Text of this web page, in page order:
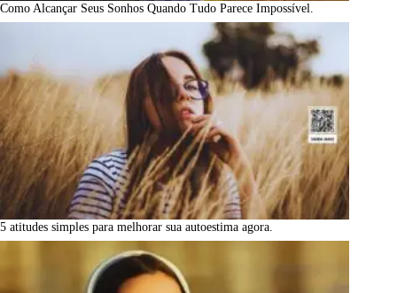
Como Alcançar Seus Sonhos Quando Tudo Parece Impossível.
5 atitudes simples para melhorar sua autoestima agora.